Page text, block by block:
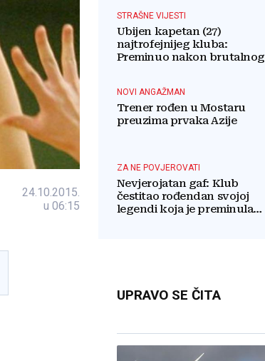
24.10.2015.
u 06:15
STRAŠNE VIJESTI
Ubijen kapetan (27)
najtrofejnijeg kluba:
Preminuo nakon brutalnog
NOVI ANGAŽMAN
Trener rođen u Mostaru
preuzima prvaka Azije
ZA NE POVJEROVATI
Nevjerojatan gaf: Klub
čestitao rođendan svojoj
legendi koja je preminula
UPRAVO SE ČITA